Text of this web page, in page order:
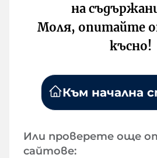
на
Моля, опитайте
късно!
Към начална
Или проверете още
сайтове: